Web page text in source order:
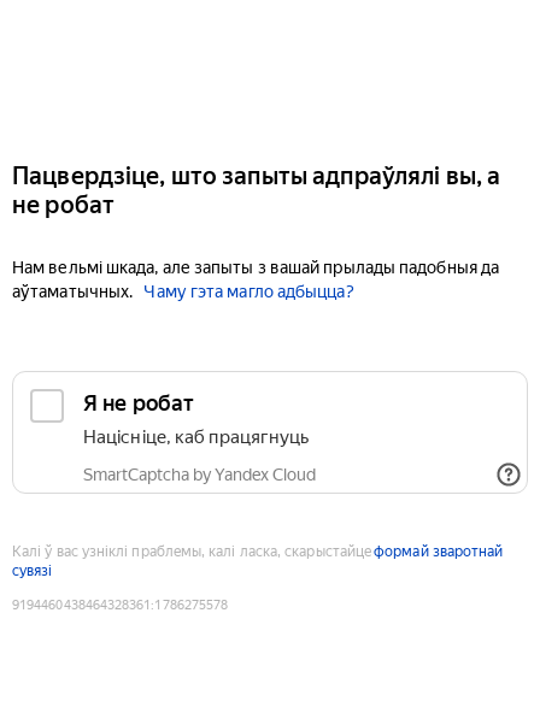
Пацвердзіце, што запыты адпраўлялі вы, а
не робат
Нам вельмі шкада, але запыты з вашай прылады падобныя да
аўтаматычных.
Чаму гэта магло адбыцца?
Я не робат
Націсніце, каб працягнуць
SmartCaptcha by Yandex Cloud
Калі ў вас узніклі праблемы, калі ласка, скарыстайцеформай зваротнай
сувязі
9194460438464328361 :1786275578